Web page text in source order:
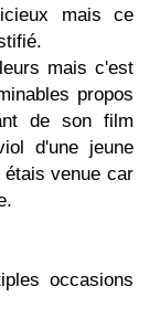
mais ce
mais c'est
propos
de son film
d'une jeune
venue car
occasions